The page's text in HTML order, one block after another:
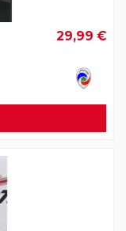
29,99 €